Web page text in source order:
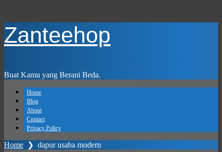
Skip
to
main
Zanteehop
Buat Kamu yang Berani Beda.
Home
Blog
About
Contact
Privacy Policy
Home ❯ dapur usaha modern